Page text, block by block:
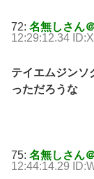
72: 名無しさん
12:29:12.34
テイエムジンソ
っただろうな
75: 名無しさん
12:44:14.29